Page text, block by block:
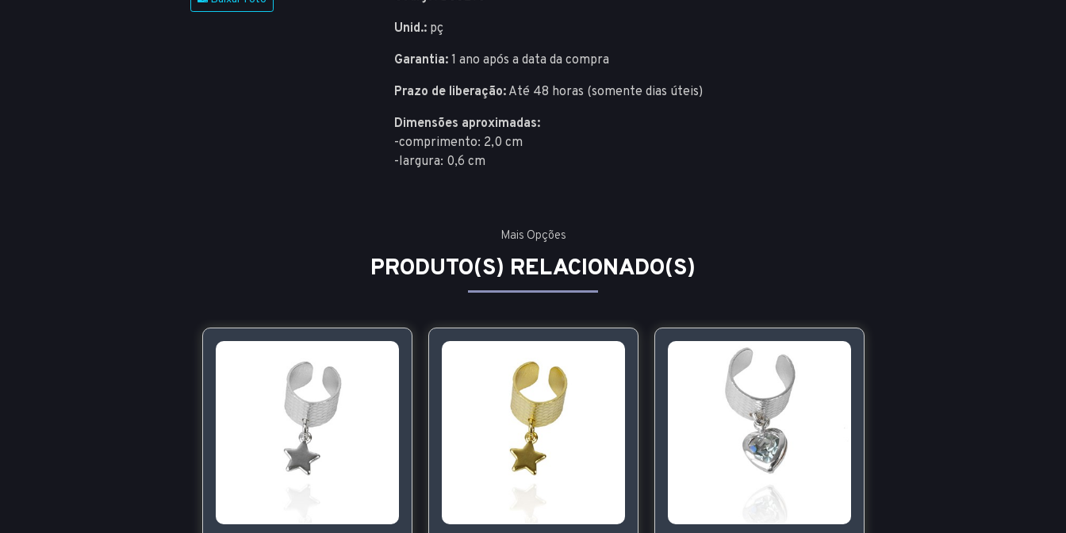
Unid.: pç
Garantia: 1 ano após a data da compra
Prazo de liberação: Até 48 horas (somente dias úteis)
Dimensões aproximadas:
-comprimento: 2,0 cm
-largura: 0,6 cm
Mais Opções
PRODUTO(S) RELACIONADO(S)